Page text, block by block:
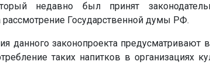
недавно был принят
Государственной думы РФ.
данного законопроекта предусматривают
таких напитков в организациях